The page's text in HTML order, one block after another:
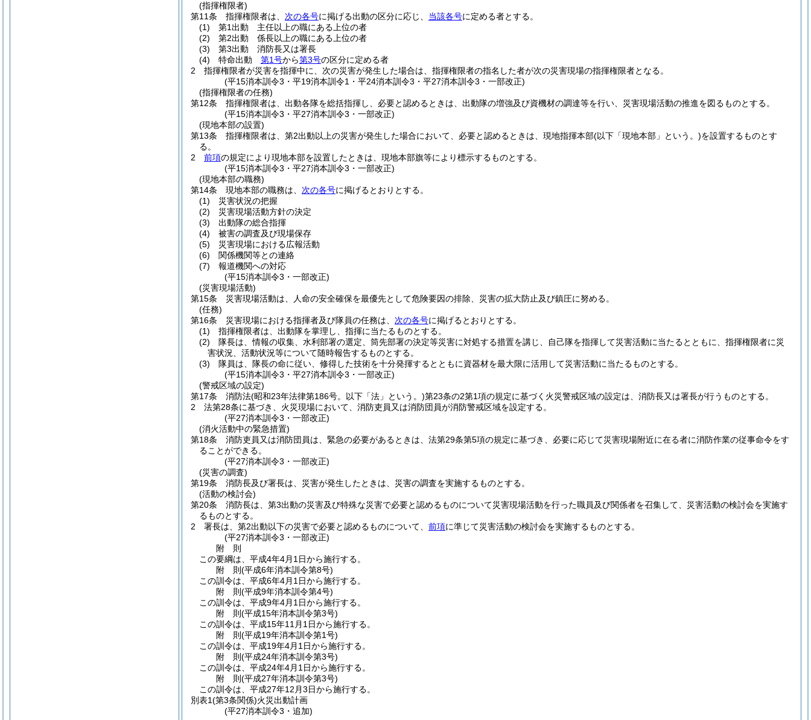
(指揮権限者)
第11条
指揮権限者は、 次の各号に掲げる出動の区分に応じ、 当該各号に定める者とする。
(1)
第1出動 主任以上の職にある上位の者
(2)
第2出動 係長以上の職にある上位の者
(3)
第3出動 消防長又は署長
(4)
特命出動 第1号から第3号の区分に定める者
2
指揮権限者が災害を指揮中に、次の災害が発生した場合は、指揮権限者の指名した者が次の災害現場の指揮権限者となる。
(平15消本訓令3・平19消本訓令1・平24消本訓令3・平27消本訓令3・一部改正)
(指揮権限者の任務)
第12条
指揮権限者は、出動各隊を総括指揮し、必要と認めるときは、出動隊の増強及び資機材の調達等を行い、災害現場活動の推進を図るものとする。
(平15消本訓令3・平27消本訓令3・一部改正)
(現地本部の設置)
第13条
指揮権限者は、第2出動以上の災害が発生した場合において、必要と認めるときは、現地指揮本部(以下「現地本部」という。)を設置するものとす
る。
2
前項の規定により現地本部を設置したときは、現地本部旗等により標示するものとする。
(平15消本訓令3・平27消本訓令3・一部改正)
(現地本部の職務)
第14条
現地本部の職務は、 次の各号に掲げるとおりとする。
(1)
災害状況の把握
(2)
災害現場活動方針の決定
(3)
出動隊の総合指揮
(4)
被害の調査及び現場保存
(5)
災害現場における広報活動
(6)
関係機関等との連絡
(7)
報道機関への対応
(平15消本訓令3・一部改正)
(災害現場活動)
第15条
災害現場活動は、人命の安全確保を最優先として危険要因の排除、災害の拡大防止及び鎮圧に努める。
(任務)
第16条
災害現場における指揮者及び隊員の任務は、 次の各号に掲げるとおりとする。
(1)
指揮権限者は、出動隊を掌理し、指揮に当たるものとする。
(2)
隊長は、情報の収集、水利部署の選定、筒先部署の決定等災害に対処する措置を講じ、自己隊を指揮して災害活動に当たるとともに、指揮権限者に災
害状況、活動状況等について随時報告するものとする。
(3)
隊員は、隊長の命に従い、修得した技術を十分発揮するとともに資器材を最大限に活用して災害活動に当たるものとする。
(平15消本訓令3・平27消本訓令3・一部改正)
(警戒区域の設定)
第17条
消防法(昭和23年法律第186号。以下「法」という。)第23条の2第1項の規定に基づく火災警戒区域の設定は、消防長又は署長が行うものとする。
2
法第28条に基づき、火災現場において、消防吏員又は消防団員が消防警戒区域を設定する。
(平27消本訓令3・一部改正)
(消火活動中の緊急措置)
第18条
消防吏員又は消防団員は、緊急の必要があるときは、法第29条第5項の規定に基づき、必要に応じて災害現場附近に在る者に消防作業の従事命令をす
ることができる。
(平27消本訓令3・一部改正)
(災害の調査)
第19条
消防長及び署長は、災害が発生したときは、災害の調査を実施するものとする。
(活動の検討会)
第20条
消防長は、第3出動の災害及び特殊な災害で必要と認めるものについて災害現場活動を行った職員及び関係者を召集して、災害活動の検討会を実施す
るものとする。
2
署長は、第2出動以下の災害で必要と認めるものについて、 前項に準じて災害活動の検討会を実施するものとする。
(平27消本訓令3・一部改正)
附 則
この要綱は、平成4年4月1日から施行する。
附 則(平成6年消本訓令第8号)
この訓令は、平成6年4月1日から施行する。
附 則(平成9年消本訓令第4号)
この訓令は、平成9年4月1日から施行する。
附 則(平成15年消本訓令第3号)
この訓令は、平成15年11月1日から施行する。
附 則(平成19年消本訓令第1号)
この訓令は、平成19年4月1日から施行する。
附 則(平成24年消本訓令第3号)
この訓令は、平成24年4月1日から施行する。
附 則(平成27年消本訓令第3号)
この訓令は、平成27年12月3日から施行する。
別表1(第3条関係)火災出動計画
(平27消本訓令3・追加)